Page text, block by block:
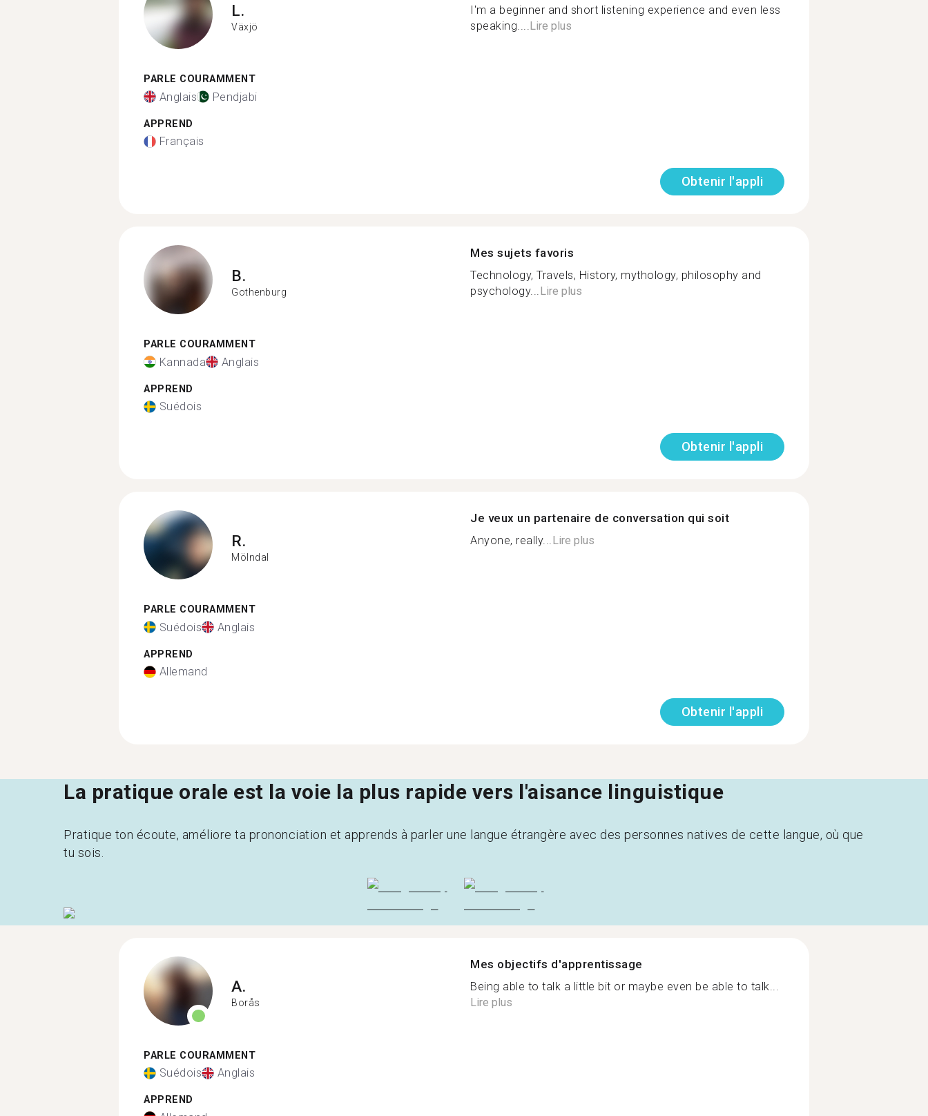
L.
Växjö
PARLE COURAMMENT
Anglais Pendjabi
APPREND
Français
I'm a beginner and short listening experience and even less
speaking....Lire plus
Obtenir l'appli
B.
Gothenburg
PARLE COURAMMENT
Kannada Anglais
APPREND
Suédois
Mes sujets favoris
Technology, Travels, History, mythology, philosophy and
psychology...Lire plus
Obtenir l'appli
R.
Mölndal
PARLE COURAMMENT
Suédois Anglais
APPREND
Allemand
Je veux un partenaire de conversation qui soit
Anyone, really...Lire plus
Obtenir l'appli
La pratique orale est la voie la plus rapide vers l'aisance linguistique
Pratique ton écoute, améliore ta prononciation et apprends à parler une langue étrangère avec des personnes natives de cette langue, où que
tu sois.
A.
Borås
PARLE COURAMMENT
Suédois Anglais
APPREND
Mes objectifs d'apprentissage
Being able to talk a little bit or maybe even be able to talk...
Lire plus